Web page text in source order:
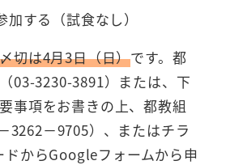
る（試食なし）
切は4月3日（日）です。都
03-3230-3891）または、下
事項をお書きの上、都教組
3262－9705）、またはチラ
ドからGoogleフォームから申